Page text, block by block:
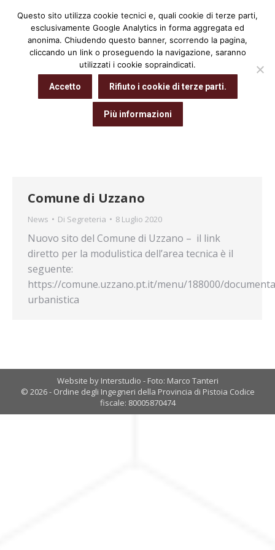
Cerca:
Archivio giornaliero:8 Luglio 2020
Tu sei qui:
Home 2020 Luglio 08
Comune di Uzzano
News Di Segreteria 8 Luglio 2020
Nuovo sito del Comune di Uzzano – il link
diretto per la modulistica dell’area tecnica è il
seguente:
https://comune.uzzano.pt.it/menu/188000/
urbanistica
Website by Interstudio - Foto: Marco Tanteri
© 2026 - Ordine degli Ingegneri della Provincia di Pistoia Codice
fiscale: 80005870474
Questo sito utilizza cookie tecnici e, quali cookie di terze parti,
esclusivamente Google Analytics in forma aggregata ed
anonima. Chiudendo questo banner, scorrendo la pagina,
cliccando un link o proseguendo la navigazione, saranno
utilizzati i cookie sopraindicati.
Accetto Rifiuto i cookie di terze parti.
Più informazioni